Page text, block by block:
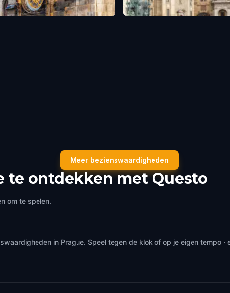
Meer bezienswaardigheden
te ontdekken met Questo
om te spelen.
in Prague. Speel tegen de klok of op je eigen tempo ·